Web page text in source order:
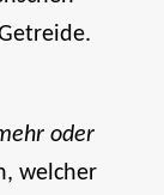
oder
welcher